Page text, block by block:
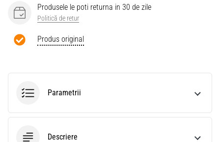
Produsele le poti returna in 30 de zile
Politică de retur
Produs original
Parametrii
Descriere